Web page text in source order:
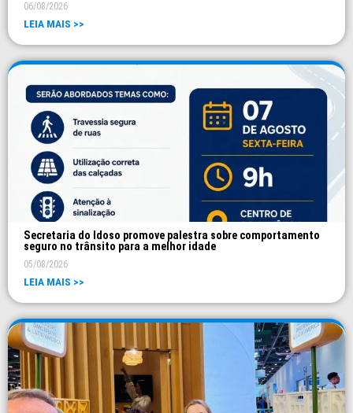
06/08/2026
LEIA MAIS >>
Secretaria do Idoso promove palestra sobre comportamento
seguro no trânsito para a melhor idade
05/08/2026
LEIA MAIS >>